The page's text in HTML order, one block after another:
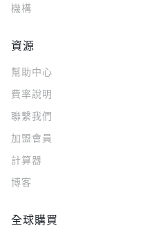
機構
資源
幫助中心
費率說明
聯繫我們
加盟會員
計算器
博客
全球購買